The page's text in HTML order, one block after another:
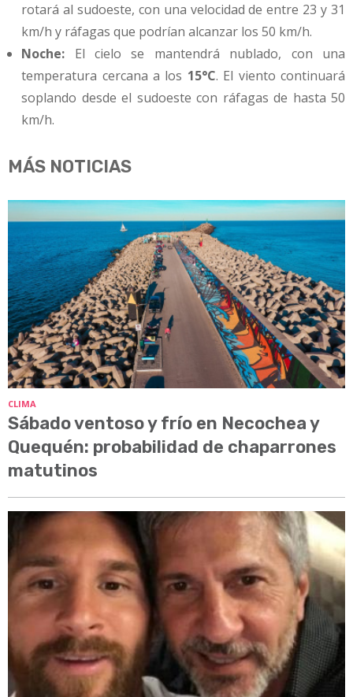
rotará al sudoeste, con una velocidad de entre 23 y 31
km/h y ráfagas que podrían alcanzar los 50 km/h.
Noche: El cielo se mantendrá nublado, con una
temperatura cercana a los 15°C. El viento continuará
soplando desde el sudoeste con ráfagas de hasta 50
km/h.
MÁS NOTICIAS
CLIMA
Sábado ventoso y frío en Necochea y
Quequén: probabilidad de chaparrones
matutinos